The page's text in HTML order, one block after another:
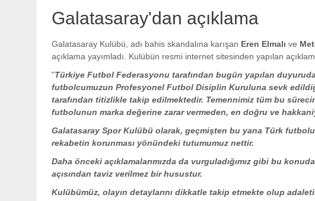
Galatasaray'dan açıklama
Galatasaray Kulübü, adı bahis skandalına karışan Eren Elmalı ve
açıklama yayımladı. Kulübün resmi internet sitesinden yapılan
"Türkiye Futbol Federasyonu tarafından bugün yapılan
futbolcumuzun Profesyonel Futbol Disiplin Kuruluna sevk
tarafından titizlikle takip edilmektedir. Temennimiz tüm bu
futbolunun marka değerine zarar vermeden, en doğru ve
Galatasaray Spor Kulübü olarak, geçmişten bu yana Türk
rekabetin korunması yönündeki tutumumuz nettir.
Daha önceki açıklamalarımızda da vurguladığımız gibi bu
açısından taviz verilmez bir husustur.
Kulübümüz, olayın detaylarını dikkatle takip etmekte olup